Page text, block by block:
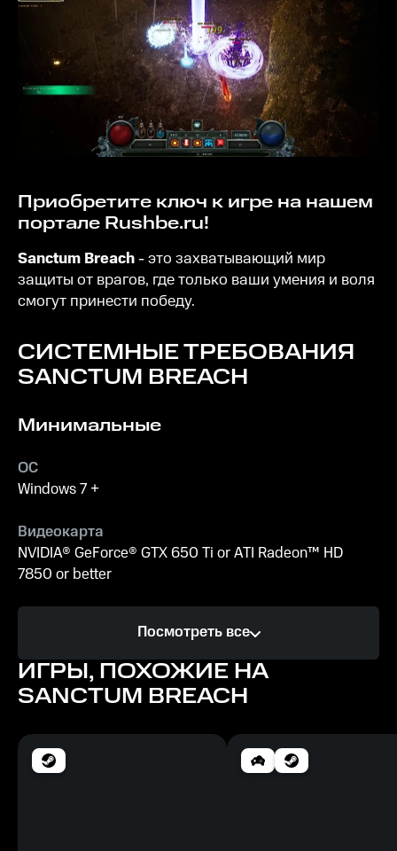
Приобретите ключ к игре на нашем
портале Rushbe.ru!
Sanctum Breach- это захватывающий мир
защиты от врагов, где только ваши умения и воля
смогут принести победу.
СИСТЕМНЫЕ ТРЕБОВАНИЯ
SANCTUM BREACH
Минимальные
ОС
Windows 7 +
Видеокарта
NVIDIA® GeForce® GTX 650 Ti or ATI Radeon™ HD
7850 or better
x86-compatible 2.6GHz or better
Память
5 GB ОЗУ
Место на диске
10 GB
Посмотреть все
ИГРЫ, ПОХОЖИЕ НА
SANCTUM BREACH